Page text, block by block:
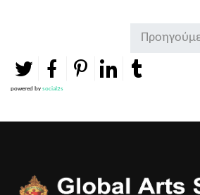
powered by social2s